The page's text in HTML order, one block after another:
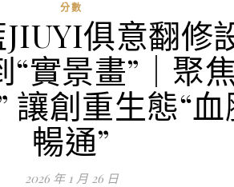
分數
俱意翻修
“實景畫”｜聚焦
讓創重生態“血
暢通”
2026 年 1 月 26 日